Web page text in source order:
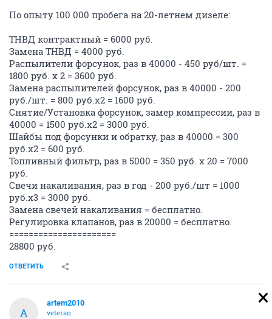
По опыту 100 000 пробега на 20-летнем дизеле:
ТНВД контрактный = 6000 руб.
Замена ТНВД = 4000 руб.
Распылители форсунок, раз в 40000 - 450 руб/шт. =
1800 руб. x 2 = 3600 руб.
Замена распылителей форсунок, раз в 40000 - 200
руб./шт. = 800 руб.x2 = 1600 руб.
Снятие/Установка форсунок, замер компрессии, раз в
40000 = 1500 руб.x2 = 3000 руб.
Шайбы под форсунки и обратку, раз в 40000 = 300
руб.x2 = 600 руб.
Топливный фильтр, раз в 5000 = 350 руб. x 20 = 7000
руб.
Свечи накаливания, раз в год - 200 руб./шт = 1000
руб.x3 = 3000 руб.
Замена свечей накаливания = бесплатно.
Регулировка клапанов, раз в 20000 = бесплатно.
======================
28800 руб.
ОТВЕТИТЬ
A
artem2010
veteran